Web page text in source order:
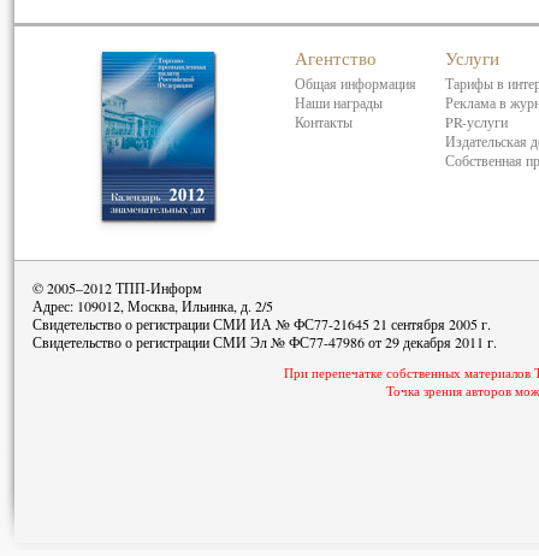
Агентство
Общая информация
Наши награды
Контакты
Услуги
Тарифы в
Реклама в
PR-услуги
Издательская
Собственная
© 2005–2012 ТПП-Информ
Адрес: 109012, Москва, Ильинка, д. 2/5
Свидетельство о регистрации СМИ ИА № ФС77-21645 21 сентября 2005 г.
Свидетельство о регистрации СМИ Эл № ФС77-47986 от 29 декабря 2011 г.
При перепечатке собственных
Точка зрения авторов